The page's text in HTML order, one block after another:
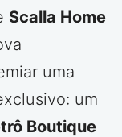
Scalla Home
uma
um
Boutique